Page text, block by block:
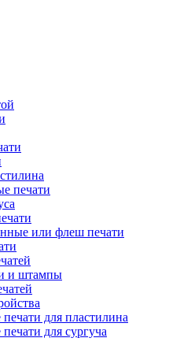
печати
или флеш печати
и штампы
для пластилина
для сургуча